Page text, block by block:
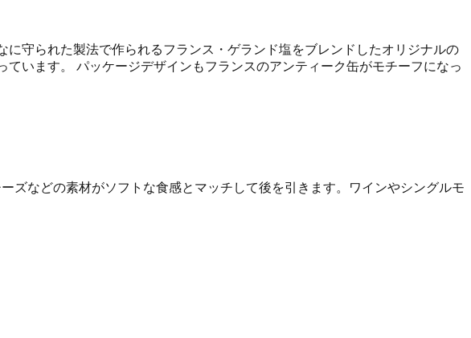
守られた製法で作られるフランス・ゲランド塩をブレンドしたオリジナルの
います。 パッケージデザインもフランスのアンティーク缶がモチーフになっ
ズなどの素材がソフトな食感とマッチして後を引きます。ワインやシングルモ